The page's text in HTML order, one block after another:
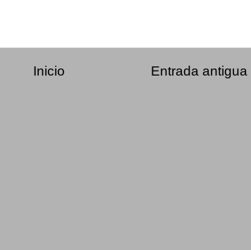
Entrada antigua
Inicio